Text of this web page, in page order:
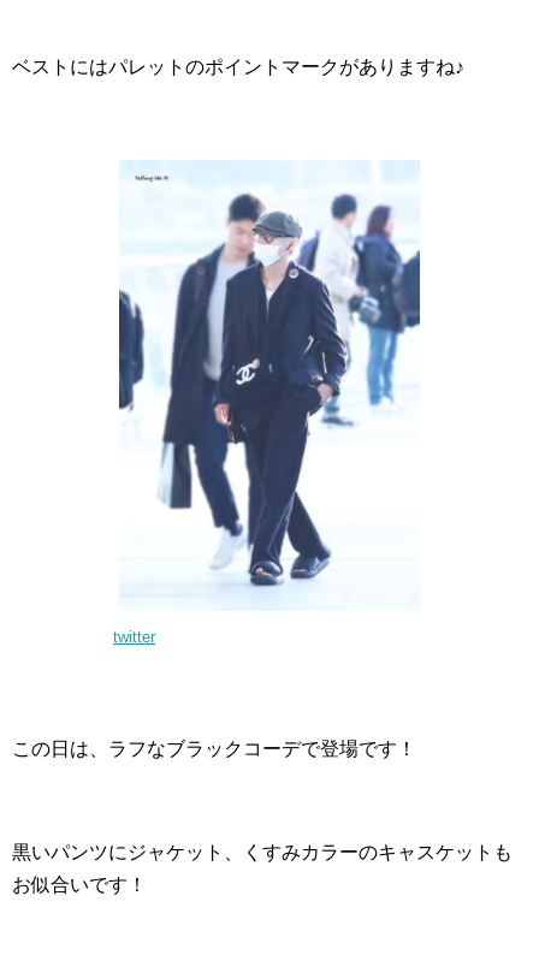
ベストにはパレットのポイントマークがありますね♪
twitter
この日は、ラフなブラックコーデで登場です！
黒いパンツにジャケット、くすみカラーのキャスケットも
お似合いです！